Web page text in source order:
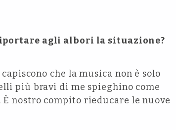
agli albori la situazione?
che la musica non è solo
più bravi di me spieghino come
È nostro compito rieducare le nuove